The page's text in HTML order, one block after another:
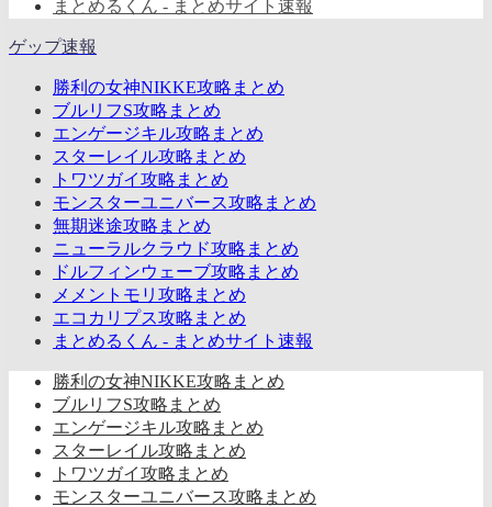
まとめるくん - まとめサイト速報
ゲップ速報
勝利の女神NIKKE攻略まとめ
ブルリフS攻略まとめ
エンゲージキル攻略まとめ
スターレイル攻略まとめ
トワツガイ攻略まとめ
モンスターユニバース攻略まとめ
無期迷途攻略まとめ
ニューラルクラウド攻略まとめ
ドルフィンウェーブ攻略まとめ
メメントモリ攻略まとめ
エコカリプス攻略まとめ
まとめるくん - まとめサイト速報
勝利の女神NIKKE攻略まとめ
ブルリフS攻略まとめ
エンゲージキル攻略まとめ
スターレイル攻略まとめ
トワツガイ攻略まとめ
モンスターユニバース攻略まとめ